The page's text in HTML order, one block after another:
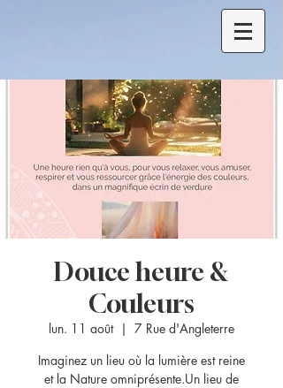
Douce heure &
Couleurs
lun. 11 août
  |
7 Rue d'Angleterre
Imaginez un lieu où la lumière est reine
et la Nature omniprésente.Un lieu de